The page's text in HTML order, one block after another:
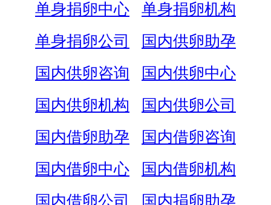
单身捐卵中心
单身捐卵机构
单身捐卵公司
国内供卵助孕
国内供卵咨询
国内供卵中心
国内供卵机构
国内供卵公司
国内借卵助孕
国内借卵咨询
国内借卵中心
国内借卵机构
国内借卵公司
国内捐卵助孕